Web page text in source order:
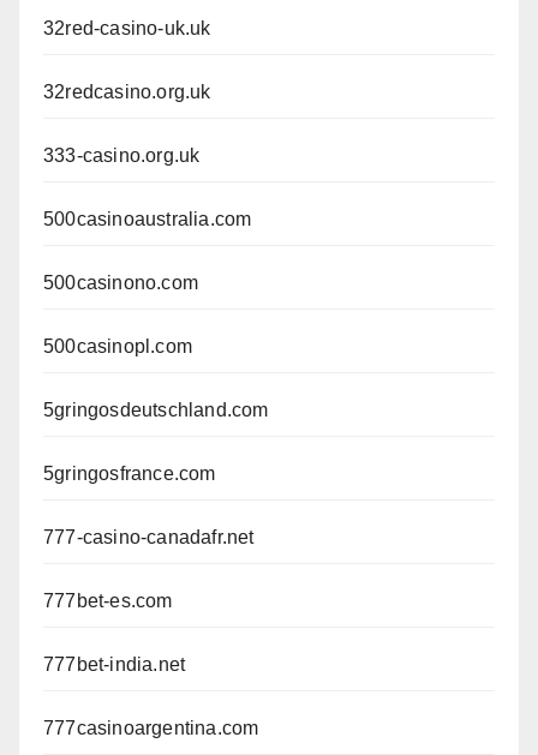
32red-casino-uk.uk
32redcasino.org.uk
333-casino.org.uk
500casinoaustralia.com
500casinono.com
500casinopl.com
5gringosdeutschland.com
5gringosfrance.com
777-casino-canadafr.net
777bet-es.com
777bet-india.net
777casinoargentina.com